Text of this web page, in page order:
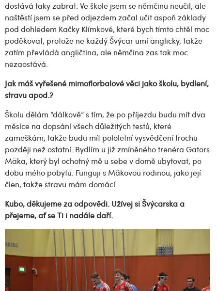
dostává taky zabrat. Ve škole jsem se němčinu neučil, ale
naštěstí jsem se před odjezdem začal učit aspoň základy
pod dohledem Kačky Klímkové, které bych tímto chtěl moc
poděkovat, protože ne každý Švýcar umí anglicky, takže
zatím převládá angličtina, ale němčina zas tak moc
nezaostává.
Jak máš vyřešené mimoflorbalové věci jako školu, bydlení,
stravu apod.?
Školu dělám “dálkově” s tím, že po příjezdu budu mít dva
měsíce na dopsání všech důležitých testů, které
zameškám, takže budu mít pololetní vysvědčení trochu
později než ostatní. Bydlím u již zmíněného trenéra Gators
Mäka, který byl ochotný mě u sebe v domě ubytovat, po
dobu mého pobytu. Funguji s Mäkovou rodinou, jako její
člen, takže stravu mám domácí.
Kubo, děkujeme za odpovědi. Užívej si Švýcarska a
přejeme, ať se Ti i nadále daří.